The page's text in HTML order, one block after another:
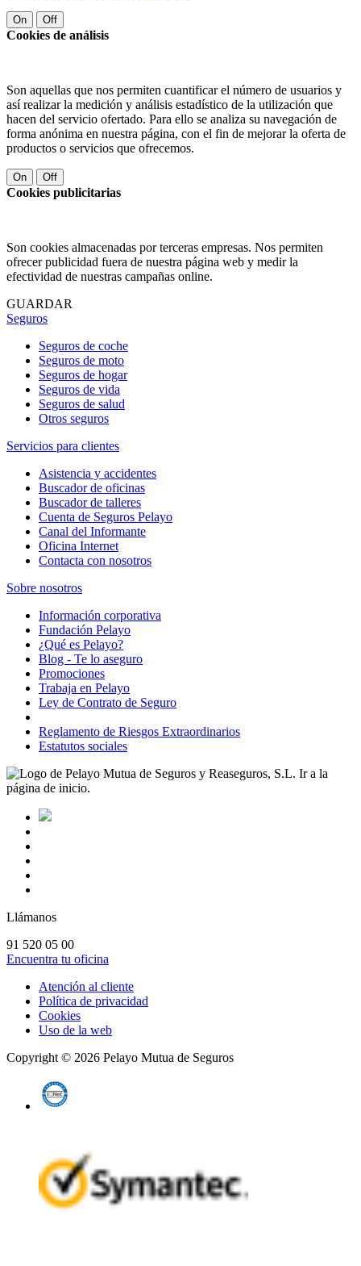
On Off
Cookies de análisis
Son aquellas que nos permiten cuantificar el número de usuarios y
así realizar la medición y análisis estadístico de la utilización que
hacen del servicio ofertado. Para ello se analiza su navegación de
forma anónima en nuestra página, con el fin de mejorar la oferta de
productos o servicios que ofrecemos.
On Off
Cookies publicitarias
Son cookies almacenadas por terceras empresas. Nos permiten
ofrecer publicidad fuera de nuestra página web y medir la
efectividad de nuestras campañas online.
GUARDAR
Seguros
Seguros de coche
Seguros de moto
Seguros de hogar
Seguros de vida
Seguros de salud
Otros seguros
Servicios para clientes
Asistencia y accidentes
Buscador de oficinas
Buscador de talleres
Cuenta de Seguros Pelayo
Canal del Informante
Oficina Internet
Contacta con nosotros
Sobre nosotros
Información corporativa
Fundación Pelayo
¿Qué es Pelayo?
Blog - Te lo aseguro
Promociones
Trabaja en Pelayo
Ley de Contrato de Seguro
Reglamento de Riesgos Extraordinarios
Estatutos sociales
Llámanos
91 520 05 00
Encuentra tu oficina
Atención al cliente
Política de privacidad
Cookies
Uso de la web
Copyright © 2026 Pelayo Mutua de Seguros